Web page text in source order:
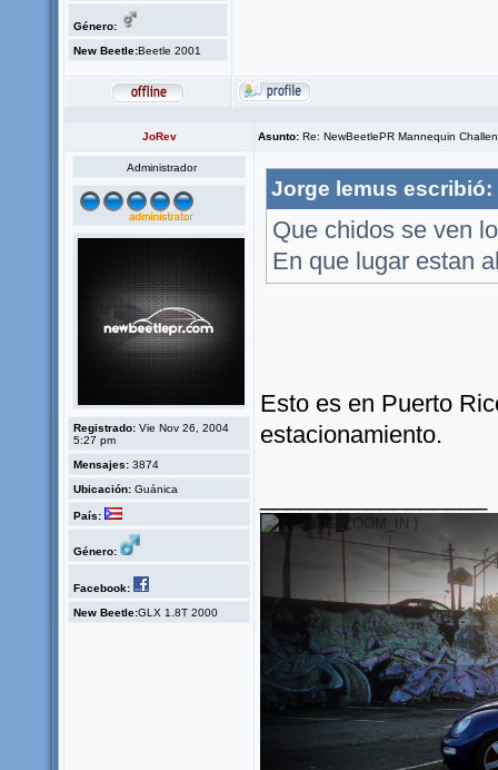
Género:
New Beetle:Beetle 2001
JoRev Asunto: Re: NewBeetlePR Mannequin
Administrador
Registrado: Vie Nov 26, 2004
5:27 pm
Mensajes: 3874
Ubicación: Guánica
País:
Género:
Facebook:
New Beetle:GLX 1.8T 2000
Jorge lemus escribió:
Que chidos se ven
En que lugar estan
Esto es en Puerto
estacionamiento.